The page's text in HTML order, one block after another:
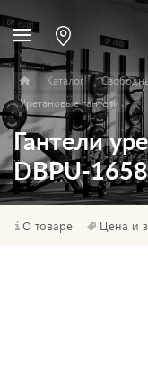
Каталог
Уретановые гантели
Гантели
DBPU-
О товаре Цена и